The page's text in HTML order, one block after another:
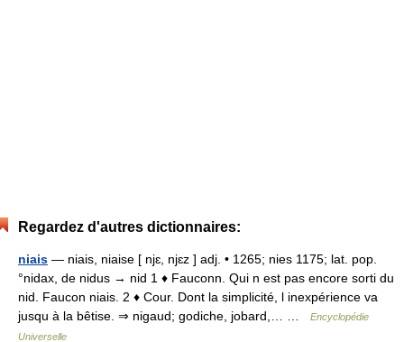
Regardez d'autres dictionnaires:
niais — niais, niaise [ njɛ, njɛz ] adj. • 1265; nies 1175; lat. pop.
°nidax, de nidus → nid 1 ♦ Fauconn. Qui n est pas encore sorti du
nid. Faucon niais. 2 ♦ Cour. Dont la simplicité, l inexpérience va
jusqu à la bêtise. ⇒ nigaud; godiche, jobard,… …
Encyclopédie
Universelle